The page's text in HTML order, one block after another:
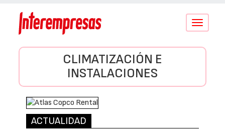
Conmutar
CLIMATIZACIÓN E
INSTALACIONES
ACTUALIDAD